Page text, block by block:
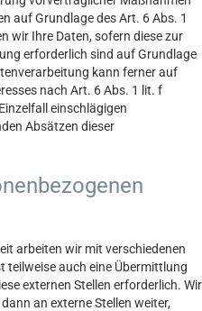
auf Grundlage des Art. 6 Abs. 1
wir Ihre Daten, sofern diese zur
erforderlich sind auf Grundlage
kann ferner auf
nach Art. 6 Abs. 1 lit. f
einschlägigen
Absätzen dieser
arbeiten wir mit verschiedenen
teilweise auch eine Übermittlung
externen Stellen erforderlich. Wir
an externe Stellen weiter,